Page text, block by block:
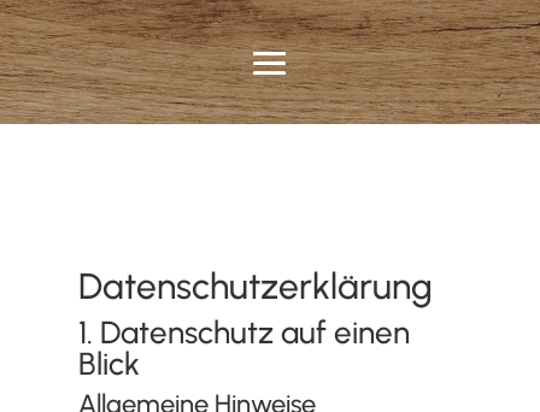
Datenschutz­erklärung
1. Datenschutz auf einen
Blick
Allgemeine Hinweise